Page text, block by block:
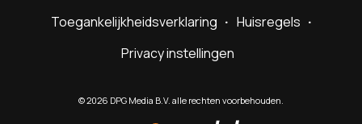
Toegankelijkheidsverklaring
Huisregels
Privacy instellingen
©2026 DPG Media B.V. alle rechten voorbehouden.